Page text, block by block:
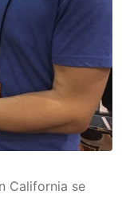
California se